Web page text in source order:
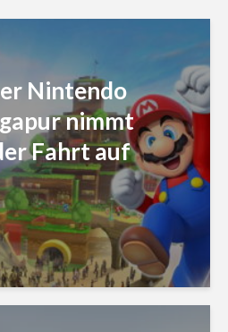
Nintendo
nimmt
Fahrt auf